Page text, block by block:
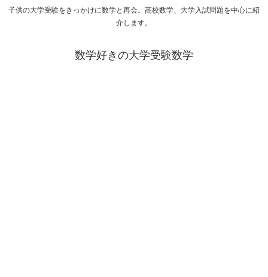
子供の大学受験をきっかけに数学と再会。高校数学、大学入試問題を中心に紹
介します。
数学好きの大学受験数学